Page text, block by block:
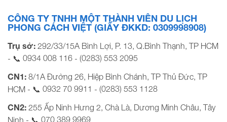
CÔNG TY TNHH MỘT THÀNH VIÊN DU LỊCH
PHONG CÁCH VIỆT (GIẤY ĐKKD: 0309998908)
Trụ sở: 292/33/15A Bình Lợi, P. 13, Q.Bình Thạnh, TP HCM
- 📞 0934 008 116 - (0283) 553 2095
CN1: 8/1A Đường 26, Hiệp Bình Chánh, TP Thủ Đức, TP
HCM - 📞 0932 70 9911 - (0283) 553 1128
CN2: 255 Ấp Ninh Hưng 2, Chà Là, Dương Minh Châu, Tây
Ninh - 📞 070 389 9969